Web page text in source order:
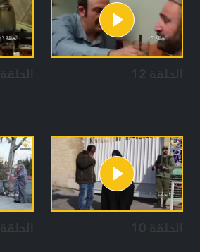
الحلقة 12 الحلقة 11
الحلقة 10 الحلقة 9